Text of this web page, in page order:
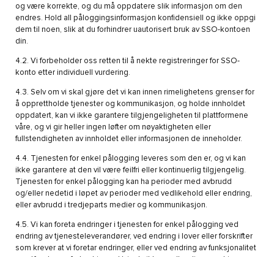
og være korrekte, og du må oppdatere slik informasjon om den
endres. Hold all påloggingsinformasjon konfidensiell og ikke oppgi
dem til noen, slik at du forhindrer uautorisert bruk av SSO-kontoen
din.
4.2. Vi forbeholder oss retten til å nekte registreringer for SSO-
konto etter individuell vurdering.
4.3. Selv om vi skal gjøre det vi kan innen rimelighetens grenser for
å opprettholde tjenester og kommunikasjon, og holde innholdet
oppdatert, kan vi ikke garantere tilgjengeligheten til plattformene
våre, og vi gir heller ingen løfter om nøyaktigheten eller
fullstendigheten av innholdet eller informasjonen de inneholder.
4.4. Tjenesten for enkel pålogging leveres som den er, og vi kan
ikke garantere at den vil være feilfri eller kontinuerlig tilgjengelig.
Tjenesten for enkel pålogging kan ha perioder med avbrudd
og/eller nedetid i løpet av perioder med vedlikehold eller endring,
eller avbrudd i tredjeparts medier og kommunikasjon.
4.5. Vi kan foreta endringer i tjenesten for enkel pålogging ved
endring av tjenesteleverandører, ved endring i lover eller forskrifter
som krever at vi foretar endringer, eller ved endring av funksjonalitet